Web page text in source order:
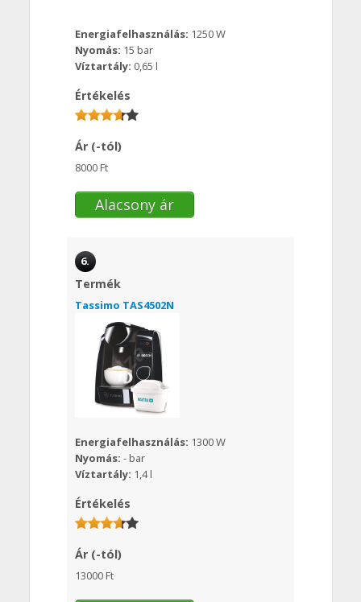
Energiafelhasználás: 1250 W
Nyomás: 15 bar
Víztartály: 0,65 l
Értékelés
Ár (-tól)
8000 Ft
Alacsony ár
6.
Termék
Tassimo TAS4502N
Energiafelhasználás: 1300 W
Nyomás: - bar
Víztartály: 1,4 l
Értékelés
Ár (-tól)
13000 Ft